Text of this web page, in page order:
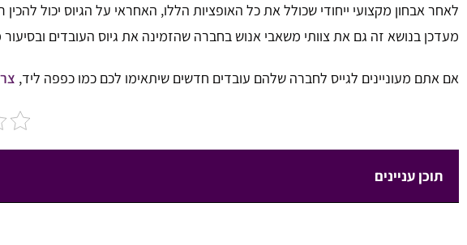
לאחר אבחון מקצועי ייחודי שכולל את כל האופציות הללו, האחראי על הגיוס יכול
מעדכן בנושא זה גם את צוותי משאבי אנוש בחברה שהזמינה את גיוס העובדים
אם אתם מעוניינים לגייס לחברה שלהם עובדים חדשים שיתאימו לכם כמו כפפה ליד,
תוכן עניינים